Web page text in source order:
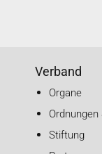
Verband
Organe
Stiftung